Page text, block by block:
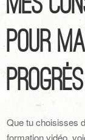
pour
Que tu choisisses